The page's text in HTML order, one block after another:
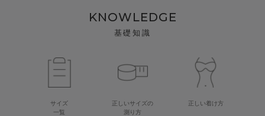
KNOWLEDGE
基礎知識
サイズ
一覧
正しいサイズの
測り方
正しい着け方